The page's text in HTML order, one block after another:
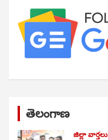
తెలంగాణ
జిల్లా వార్తలు